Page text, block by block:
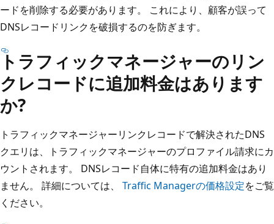
ードを削除する必要があります。 これにより、顧客が誤って
DNSレコードリンクを破損するのを防ぎます。
トラフィックマネージャーのリン
クレコードに追加料金はあります
か?
トラフィックマネージャーリンクレコードで解決されたDNS
クエリは、トラフィックマネージャーのプロファイル請求にカ
ウントされます。 DNSレコード自体に特有の追加料金はあり
ません。 詳細については、 Traffic Managerの価格設定をご覧
ください。